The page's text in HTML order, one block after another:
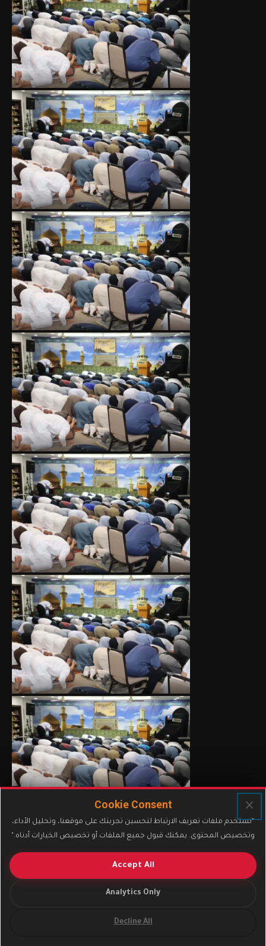
×
Cookie Consent
"نستخدم ملفات تعريف الارتباط لتحسين تجربتك على موقعنا، وتحليل الأداء،
وتخصيص المحتوى. يمكنك قبول جميع الملفات أو تخصيص الخيارات أدناه."
Accept All
Analytics Only
Decline All